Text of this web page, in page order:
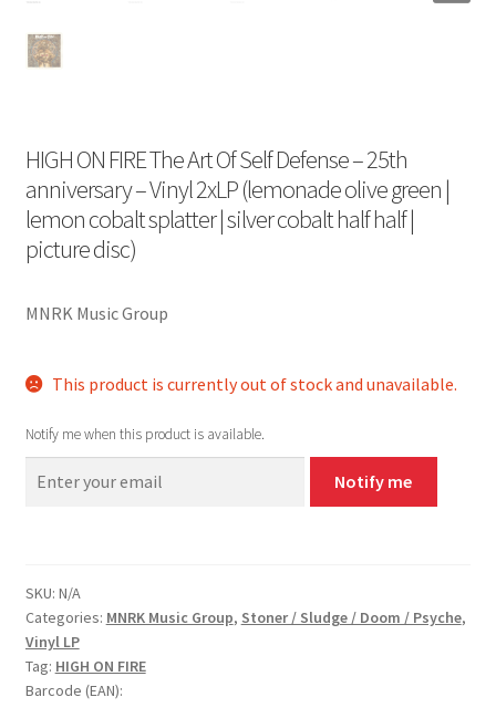
HIGH ON FIRE The Art Of Self Defense – 25th
anniversary – Vinyl 2xLP (lemonade olive green |
lemon cobalt splatter | silver cobalt half half |
picture disc)
MNRK Music Group
This product is currently out of stock and unavailable.
Notify me when this product is available.
Notify me
SKU: N/A
Categories: MNRK Music Group, Stoner / Sludge / Doom / Psyche,
Vinyl LP
Tag: HIGH ON FIRE
Barcode (EAN):